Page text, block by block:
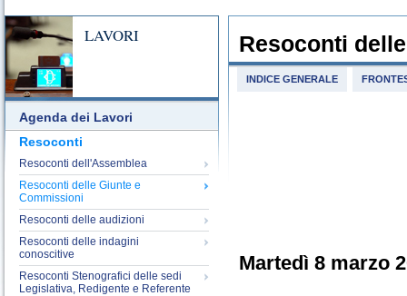
LAVORI
Agenda dei Lavori
Resoconti
Resoconti dell'Assemblea
Resoconti delle Giunte e
Commissioni
Resoconti delle audizioni
Resoconti delle indagini
conoscitive
Resoconti Stenografici delle sedi
Legislativa, Redigente e Referente
Resoconti
INDICE GENERALE
Martedì 8 marzo